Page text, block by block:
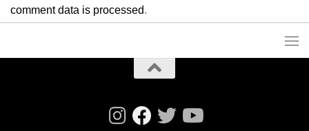
comment data is processed.